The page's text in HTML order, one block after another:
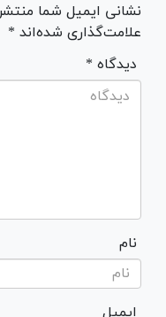
نشانی ایمیل شما
علامت‌گذاری شده‌اند *
* دیدگاه
نام
ایمیل